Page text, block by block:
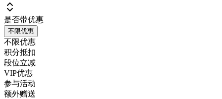
是否带优惠
不限优惠
不限优惠
积分抵扣
段位立减
VIP优惠
参与活动
额外赠送